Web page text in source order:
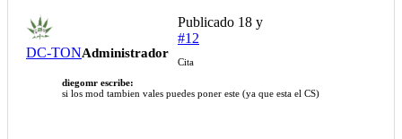
DC-TONAdministrador
Publicado 18 y
#12
Cita
diegomr escribe:
si los mod tambien vales puedes poner este (ya que esta el CS)